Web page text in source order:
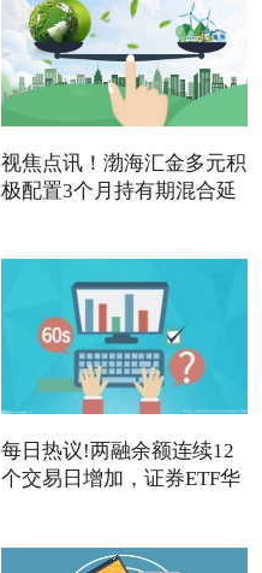
视焦点讯！渤海汇金多元积
极配置3个月持有期混合延
每日热议!两融余额连续12
个交易日增加，证券ETF华